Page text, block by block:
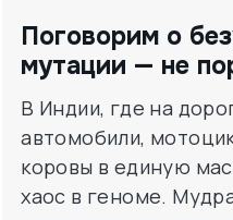
В Индии, где на
автомобили,
коровы в единую
хаос в геноме.
сумасшедшая
страдает от жутких
у людей: